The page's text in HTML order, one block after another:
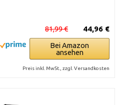
44,96 €
81,99 €
Bei Amazon
ansehen
Preis inkl. MwSt., zzgl. Versandkosten